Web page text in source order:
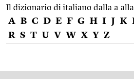
Il dizionario di italiano dalla a
A B C D E F G H I J K
R S T U V W X Y Z